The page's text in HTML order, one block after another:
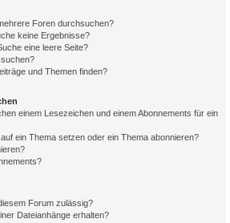
Foren durchsuchen?
keine Ergebnisse?
eine leere Seite?
und Themen finden?
einem Lesezeichen und einem Abonnements für ein
ein Thema setzen oder ein Thema abonnieren?
Forum zulässig?
Dateianhänge erhalten?